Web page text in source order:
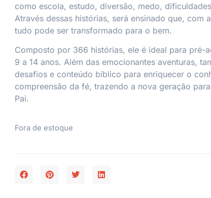
como escola, estudo, diversão, medo,
Através dessas histórias, será ensinado que, com
tudo pode ser transformado para o bem.
Composto por 366 histórias, ele é ideal para pré-
9 a 14 anos. Além das emocionantes aventuras,
desafios e conteúdo bíblico para enriquecer o
compreensão da fé, trazendo a nova geração
Pai.
Fora de estoque